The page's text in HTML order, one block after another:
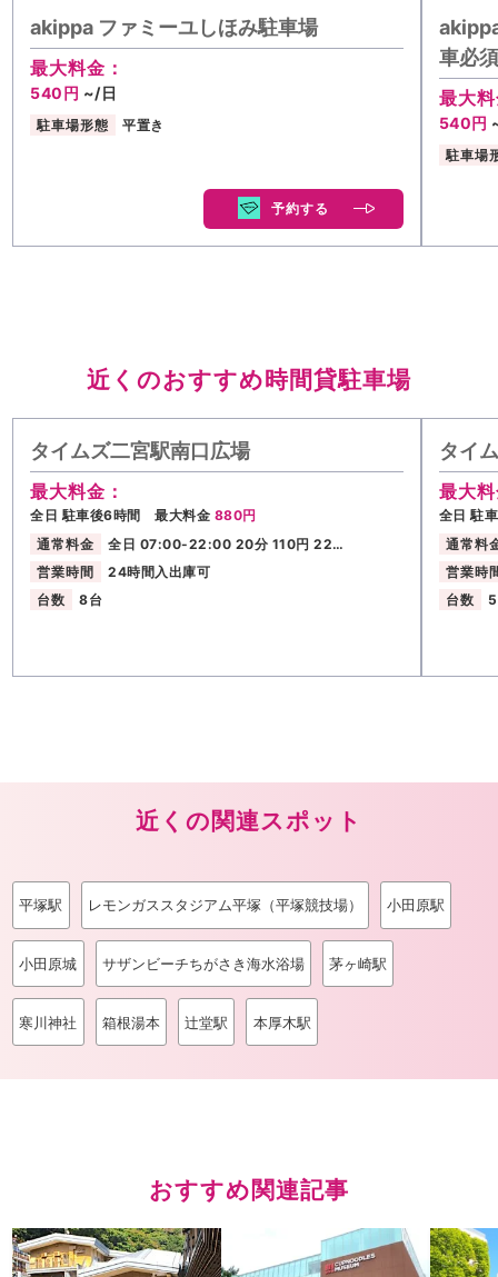
akippa ファミーユしほみ駐車場
最大料金：
540円 ~/日
駐車場形態 平置き
予約する
車必
最大
540円
駐車場
近くのおすすめ時間貸駐車場
タイムズ二宮駅南口広場
最大料金：
全日 駐車後6時間 最大料金 880円
通常料金
全日 07:00-22:00 20分 110円 22…
営業時間
24時間入出庫可
台数
8台
タイ
最大
全日 駐
通常料
営業時
台数
近くの関連スポット
平塚駅 レモンガススタジアム平塚（平塚競技場） 小田原駅
小田原城 サザンビーチちがさき海水浴場 茅ヶ崎駅
寒川神社 箱根湯本 辻堂駅 本厚木駅
おすすめ関連記事